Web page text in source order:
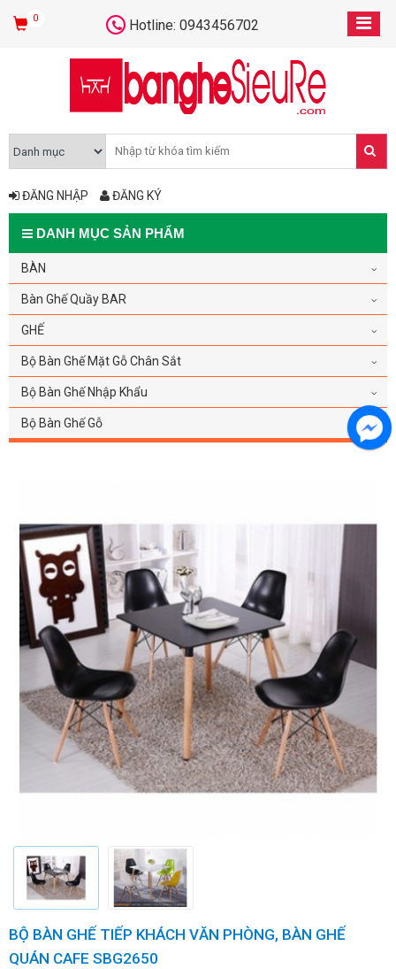
0 Hotline: 0943456702
ĐĂNG NHẬP ĐĂNG KÝ
DANH MỤC SẢN PHẨM
BÀN
Bàn Ghế Quầy BAR
GHẾ
Bộ Bàn Ghế Mặt Gỗ Chân Sắt
Bộ Bàn Ghế Nhập Khẩu
Bộ Bàn Ghế Gỗ
BỘ BÀN GHẾ TIẾP KHÁCH VĂN PHÒNG, BÀN GHẾ
QUÁN CAFE SBG2650